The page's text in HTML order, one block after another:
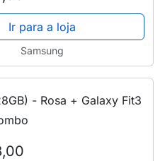
Ir para a loja
Samsung
- Rosa + Galaxy Fit3